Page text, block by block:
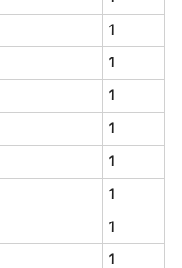
1
1
1
1
1
1
1
1